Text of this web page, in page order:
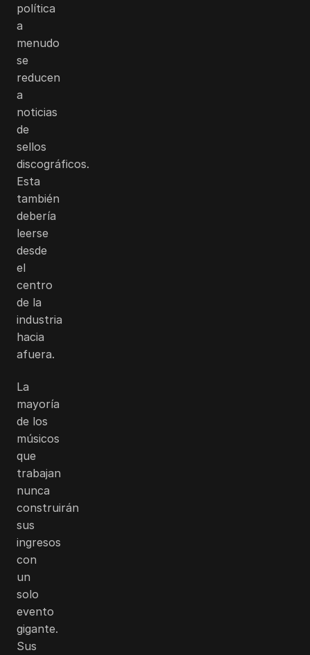
política
a
menudo
se
reducen
a
noticias
de
sellos
discográficos.
Esta
también
debería
leerse
desde
el
centro
de la
industria
hacia
afuera.
La
mayoría
de los
músicos
que
trabajan
nunca
construirán
sus
ingresos
con
un
solo
evento
gigante.
Sus